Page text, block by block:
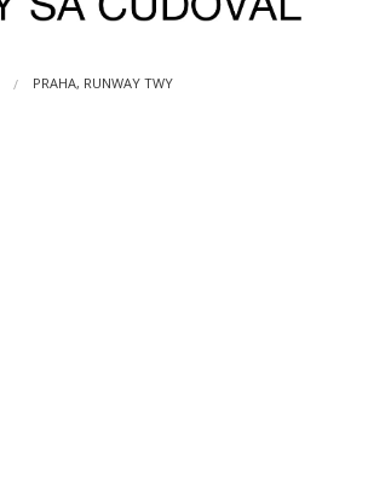
PRAHA, RUNWAY TWY